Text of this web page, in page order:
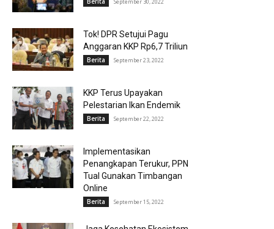
Tok! DPR Setujui Pagu
Anggaran KKP Rp6,7 Triliun
Berita September 23, 2022
KKP Terus Upayakan
Pelestarian Ikan Endemik
Berita September 22, 2022
Implementasikan
Penangkapan Terukur, PPN
Tual Gunakan Timbangan
Online
Berita September 15, 2022